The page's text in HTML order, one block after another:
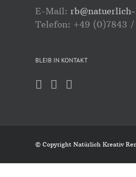
E-Mail:
Telefon: +49 (0)7843 /
BLEIB IN KONTAKT
© Copyright Natürlich Kreativ